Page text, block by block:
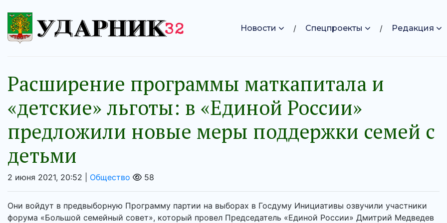
Новости Спецпроекты Редакция
Расширение программы маткапитала и
«детские» льготы: в «Единой России»
предложили новые меры поддержки семей с
детьми
2 июня 2021, 20:52 | Общество 58
Они войдут в предвыборную Программу партии на выборах в Госдуму Инициативы озвучили участники
форума «Большой семейный совет», который провел Председатель «Единой России» Дмитрий Медведев